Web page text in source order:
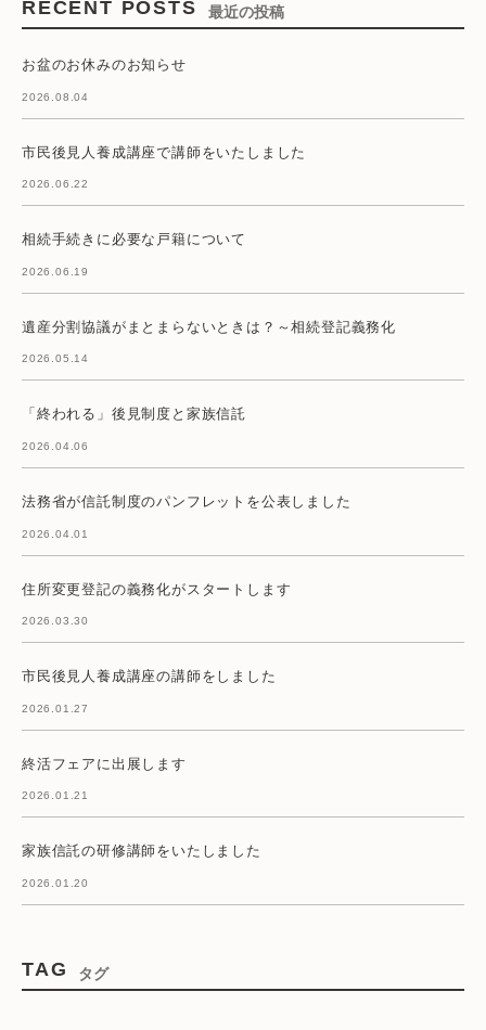
RECENT POSTS 最近の投稿
お盆のお休みのお知らせ
2026.08.04
市民後見人養成講座で講師をいたしました
2026.06.22
相続手続きに必要な戸籍について
2026.06.19
遺産分割協議がまとまらないときは？～相続登記義務化
2026.05.14
「終われる」後見制度と家族信託
2026.04.06
法務省が信託制度のパンフレットを公表しました
2026.04.01
住所変更登記の義務化がスタートします
2026.03.30
市民後見人養成講座の講師をしました
2026.01.27
終活フェアに出展します
2026.01.21
家族信託の研修講師をいたしました
2026.01.20
TAG タグ